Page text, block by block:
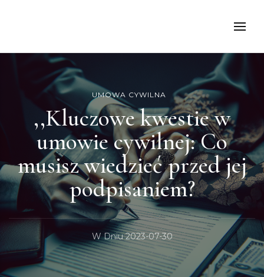
UMOWA CYWILNA
,,Kluczowe kwestie w
umowie cywilnej: Co
musisz wiedzieć przed jej
podpisaniem?
W Dniu2023-07-30